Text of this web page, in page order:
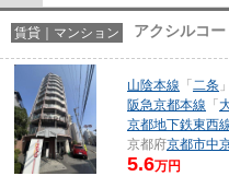
賃貸｜マンション アクシルコ
山陰本線 「 二条
阪急京都本線 「
京都地下鉄東西
京都府京都市中
5.6万円